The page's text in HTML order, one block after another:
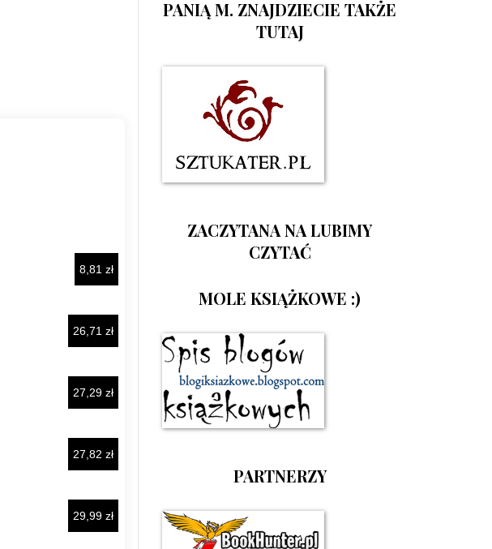
PANIĄ M. ZNAJDZIECIE TAKŻE
TUTAJ
ZACZYTANA NA LUBIMY
CZYTAĆ
MOLE KSIĄŻKOWE :)
PARTNERZY